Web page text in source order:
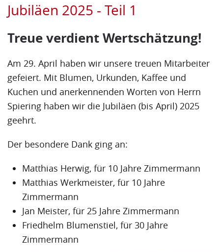
Jubiläen 2025 - Teil 1
Treue verdient Wertschätzung!
Am 29. April haben wir unsere treuen Mitarbeiter
gefeiert. Mit Blumen, Urkunden, Kaffee und
Kuchen und anerkennenden Worten von Herrn
Spiering haben wir die Jubiläen (bis April) 2025
geehrt.
Der besondere Dank ging an:
Matthias Herwig, für 10 Jahre Zimmermann
Matthias Werkmeister, für 10 Jahre
Zimmermann
Jan Meister, für 25 Jahre Zimmermann
Friedhelm Blumenstiel, für 30 Jahre
Zimmermann